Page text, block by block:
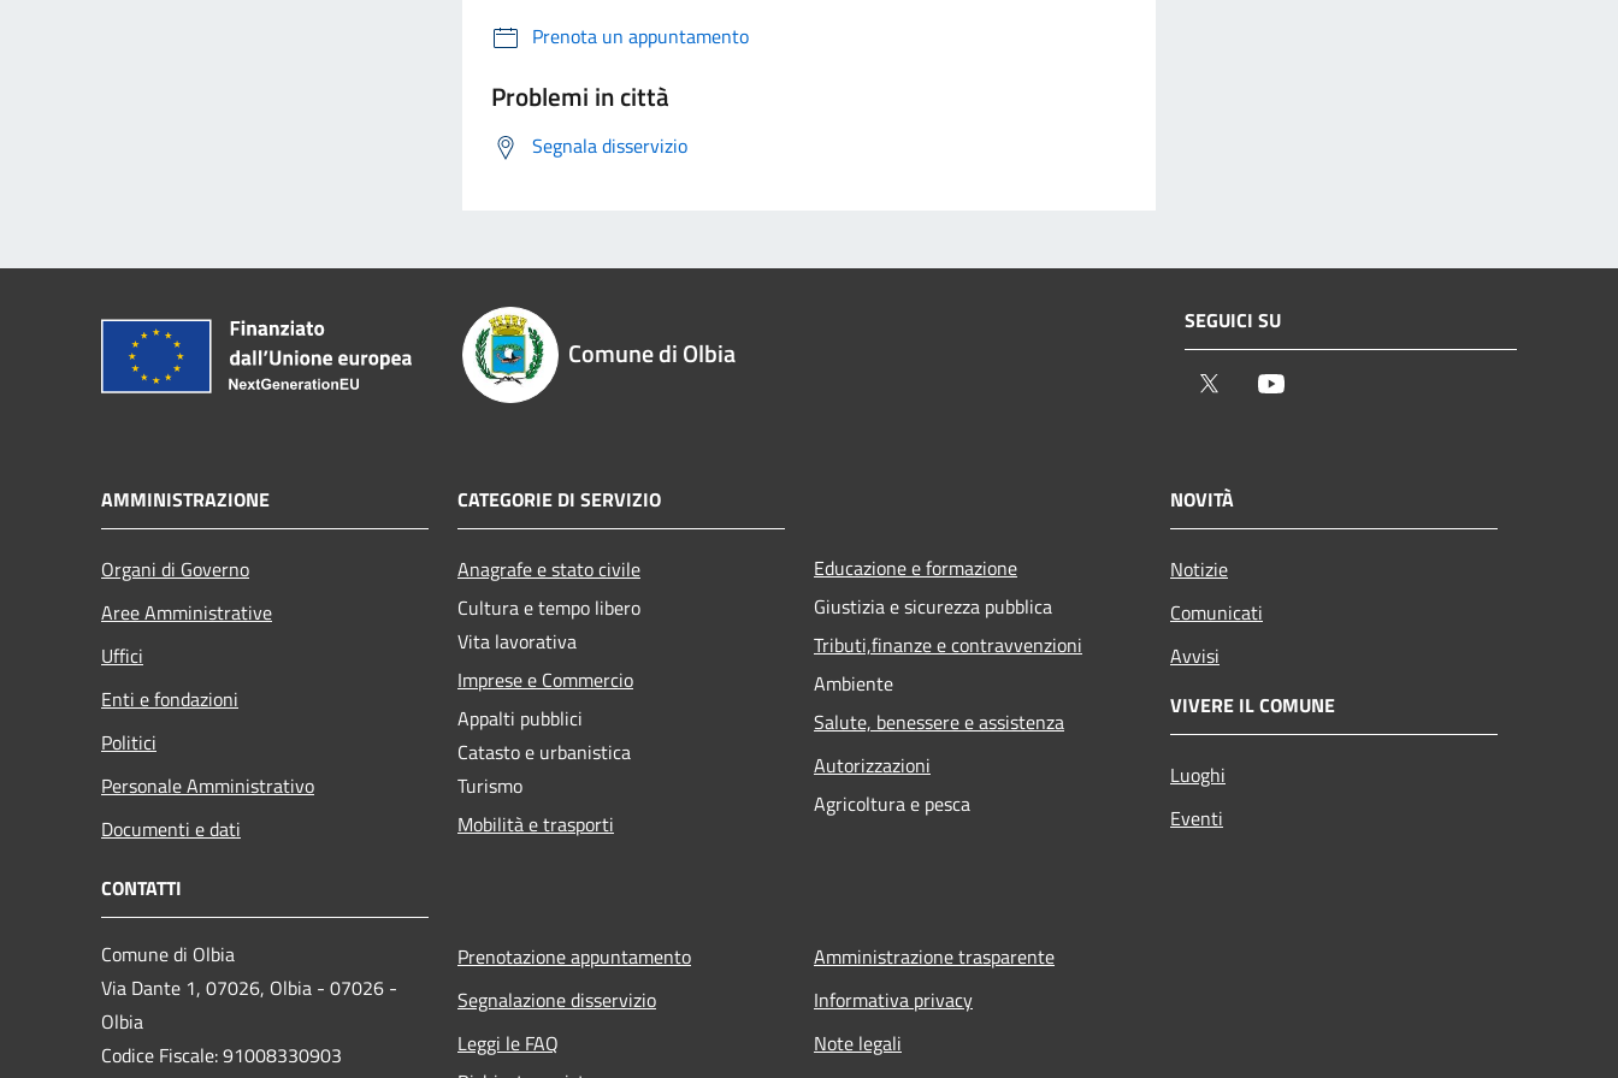
Prenota un appuntamento
Problemi in città
Segnala disservizio
Comune di Olbia
SEGUICI SU
Twitter
AMMINISTRAZIONE
Organi di Governo
Aree Amministrative
Uffici
Enti e fondazioni
Politici
Personale Amministrativo
Documenti e dati
CATEGORIE DI SERVIZIO
Anagrafe e stato civile
Cultura e tempo libero
Vita lavorativa
Imprese e Commercio
Appalti pubblici
Catasto e urbanistica
Turismo
Mobilità e trasporti
Educazione e formazione
Giustizia e sicurezza pubblica
Tributi,finanze e contravvenzioni
Ambiente
Salute, benessere e assistenza
Autorizzazioni
Agricoltura e pesca
NOVITÀ
Notizie
Comunicati
Avvisi
VIVERE IL COMUNE
Luoghi
Eventi
CONTATTI
Comune di Olbia
Via Dante 1, 07026, Olbia - 07026 -
Olbia
Codice Fiscale: 91008330903
Prenotazione appuntamento
Segnalazione disservizio
Leggi le FAQ
Amministrazione trasparente
Informativa privacy
Note legali